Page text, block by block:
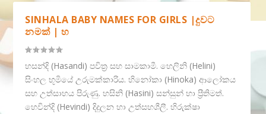
SINHALA BABY NAMES FOR GIRLS |දුවට
නමක් | හ
හසන්දි (Hasandi) පවිත්‍ර සහ සාමකාමී. හෙලිනි (Helini)
සිංහල භූමියේ උරුමක්කාරිය. හිනෝකා (Hinoka) ආලෝකය
සහ උත්සාහය පිරුණු. හසිනි (Hasini) සන්සුන් හා ප්‍රීතිමත්.
හෙවින්දි (Hevindi) දිදුලන හා උත්සහශීලී. හිරුක්ෂා